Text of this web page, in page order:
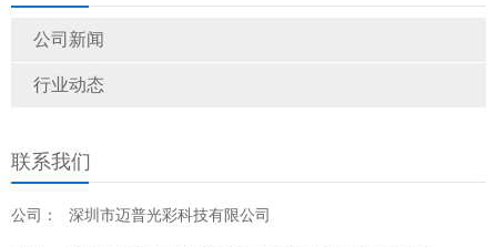
公司新闻
行业动态
联系我们
公司： 深圳市迈普光彩科技有限公司
LED显示屏光纤收发 诺瓦光